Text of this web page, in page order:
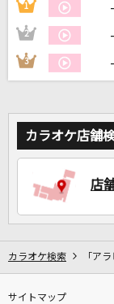
1
2
3
カラオケ店舗
店
カラオケ検索 「ア
サイトマップ